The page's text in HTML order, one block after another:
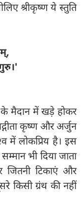
श्रीकृष्‍ण ये स्तुति
के मैदान में खड़े होकर
कृष्ण और अर्जुन
में लोकप्रिय है। इस
भी दिया जाता
जितनी टिकाएं और
किसी ग्रंथ की नहीं